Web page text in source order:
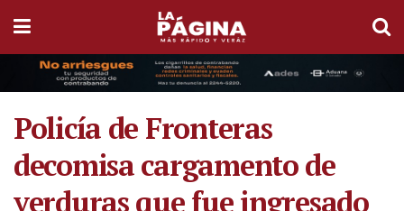
Policía de Fronteras
decomisa cargamento de
verduras que fue ingresado